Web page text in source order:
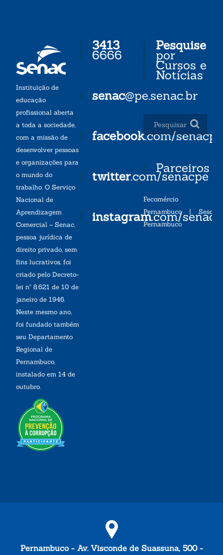
Instituição de
educação
profissional aberta
a toda a sociedade,
com a missão de
desenvolver pessoas
e organizações para
o mundo do
trabalho. O Serviço
Nacional de
Aprendizagem
Comercial – Senac,
pessoa jurídica de
direito privado, sem
fins lucrativos, foi
criado pelo Decreto-
lei nº 8.621 de 10 de
janeiro de 1946.
Neste mesmo ano,
foi fundado também
seu Departamento
Regional de
Pernambuco,
instalado em 14 de
outubro.
3413
6666
senac@pe.senac.br
facebook.com/senacpe
twitter.com/senacpe
instagram.com/
Pesquise
por
Cursos e
Notícias
Parceiros
Fecomércio
Pernambuco| Sesc
Pernambuco
Pernambuco - Av. Visconde de Suassuna, 500 -